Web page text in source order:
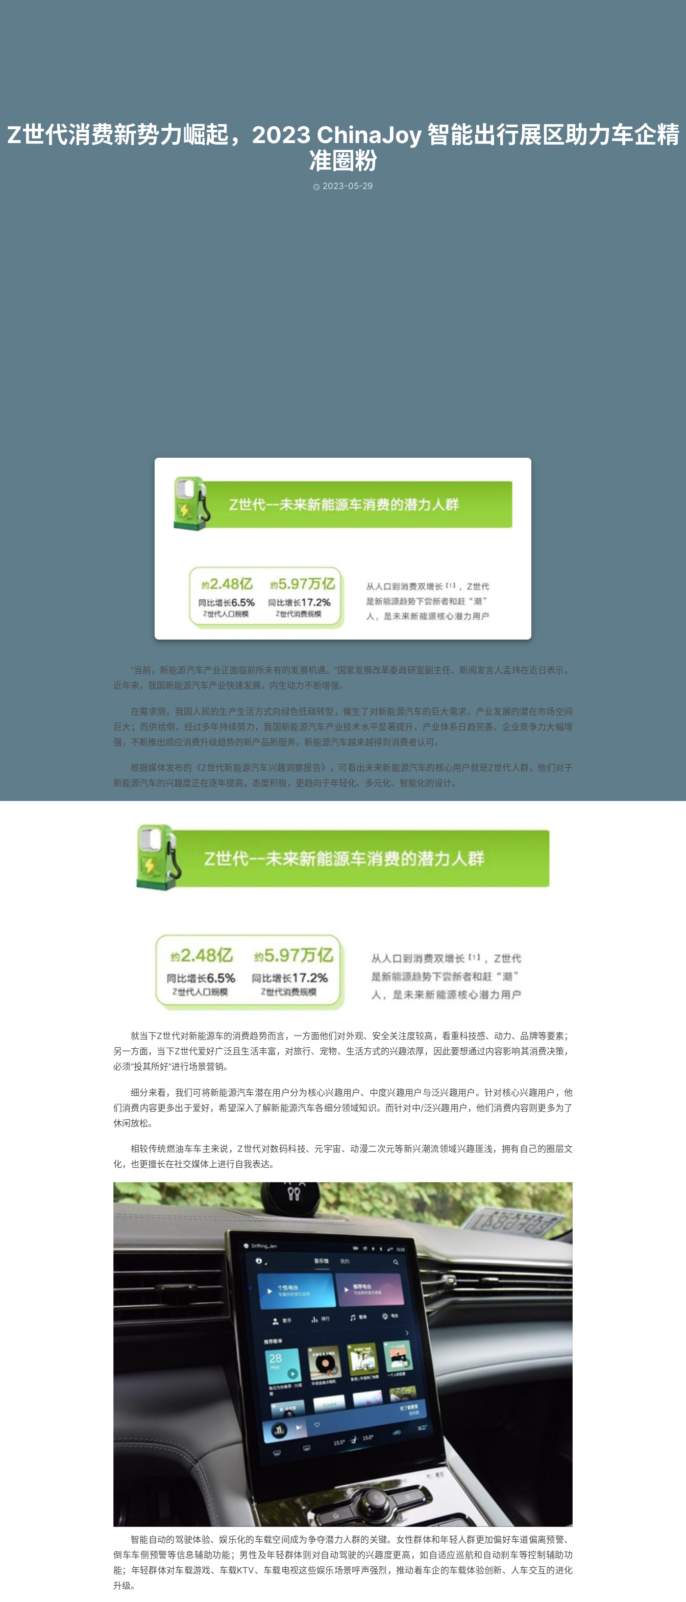
Z世代消费新势力崛起，2023 ChinaJoy 智能出行展区助力车企精
准圈粉
 2023-05-29
“当前，新能源汽车产业正面临前所未有的发展机遇。”国家发展改革委政研室副主任、新闻发言人孟玮在近日表示，
近年来，我国新能源汽车产业快速发展，内生动力不断增强。
在需求侧，我国人民的生产生活方式向绿色低碳转型，催生了对新能源汽车的巨大需求，产业发展的潜在市场空间
巨大；而供给侧，经过多年持续努力，我国新能源汽车产业技术水平显著提升、产业体系日趋完善、企业竞争力大幅增
强，不断推出顺应消费升级趋势的新产品新服务，新能源汽车越来越得到消费者认可。
根据媒体发布的《Z世代新能源汽车兴趣洞察报告》，可看出未来新能源汽车的核心用户就是Z世代人群，他们对于
新能源汽车的兴趣度正在逐年提高，态度积极，更趋向于年轻化、多元化、智能化的设计。
就当下Z世代对新能源车的消费趋势而言，一方面他们对外观、安全关注度较高，看重科技感、动力、品牌等要素；
另一方面，当下Z世代爱好广泛且生活丰富，对旅行、宠物、生活方式的兴趣浓厚，因此要想通过内容影响其消费决策，
必须“投其所好”进行场景营销。
细分来看，我们可将新能源汽车潜在用户分为核心兴趣用户、中度兴趣用户与泛兴趣用户。针对核心兴趣用户，他
们消费内容更多出于爱好，希望深入了解新能源汽车各细分领域知识。而针对中/泛兴趣用户，他们消费内容则更多为了
休闲放松。
相较传统燃油车车主来说，Z世代对数码科技、元宇宙、动漫二次元等新兴潮流领域兴趣匪浅，拥有自己的圈层文
化，也更擅长在社交媒体上进行自我表达。
智能自动的驾驶体验、娱乐化的车载空间成为争夺潜力人群的关键。女性群体和年轻人群更加偏好车道偏离预警、
倒车车侧预警等信息辅助功能；男性及年轻群体则对自动驾驶的兴趣度更高，如自适应巡航和自动刹车等控制辅助功
能；年轻群体对车载游戏、车载KTV、车载电视这些娱乐场景呼声强烈，推动着车企的车载体验创新、人车交互的进化
升级。